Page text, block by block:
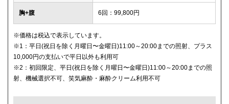
胸+腹 6回：99,800円
※価格は税込で表示しています。
※1：平日(祝日を除く月曜日〜金曜日)11:00～20:00までの照射、プラス
10,000円の支払いで平日以外も利用可
※2：初回限定、平日(祝日を除く月曜日〜金曜日)11:00～20:00までの照
射、機械選択不可、笑気麻酔・麻酔クリーム利用不可